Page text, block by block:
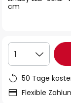
cm
1
50 Tage
Flexible